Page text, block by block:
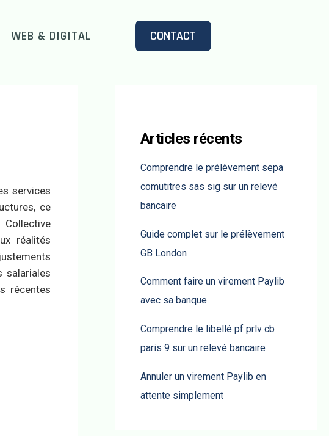
WEB & DIGITAL CONTACT
services
ce
Collective
réalités
salariales
récentes
Articles récents
Comprendre le prélèvement sepa
comutitres sas sig sur un relevé
bancaire
Guide complet sur le prélèvement
GB London
Comment faire un virement Paylib
avec sa banque
Comprendre le libellé pf prlv cb
paris 9 sur un relevé bancaire
Annuler un virement Paylib en
attente simplement